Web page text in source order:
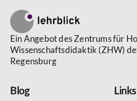
Ein Angebot des Zentrums für
Wissenschaftsdidaktik (ZHW)
Regensburg
Blog Links